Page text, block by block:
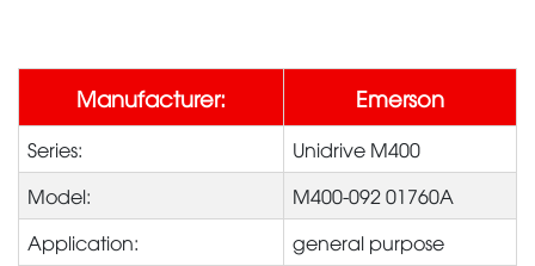
Manufacturer: Emerson
Series:
Unidrive M400
Model:
M400-092 01760A
Application:
general purpose